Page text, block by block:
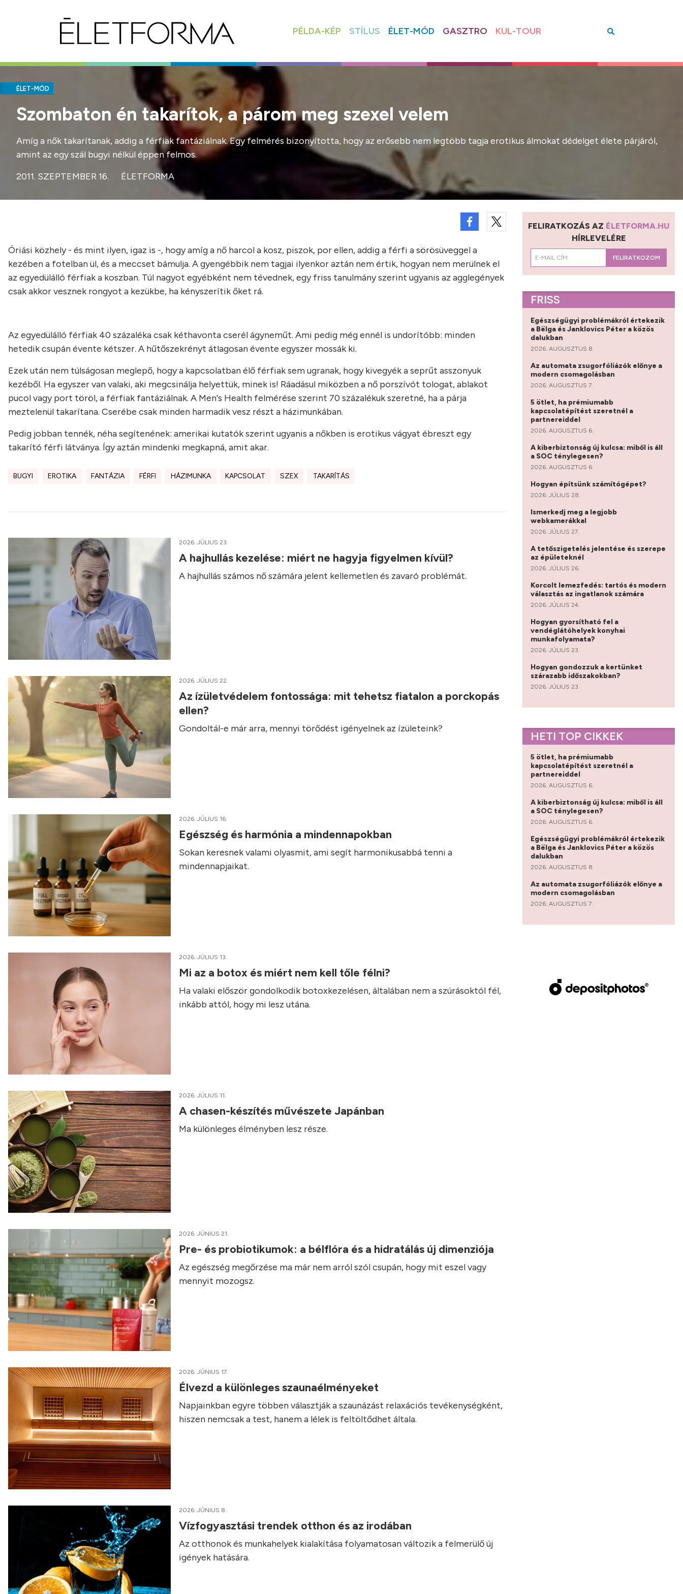
PÉLDA-KÉP STÍLUS ÉLET-MÓD GASZTRO KUL-TOUR
ÉLET-MÓD
Szombaton én takarítok, a párom meg szexel velem
Amíg a nők takarítanak, addig a férfiak fantáziálnak. Egy felmérés bizonyította, hogy az erősebb nem legtöbb tagja erotikus álmokat dédelget élete párjáról,
amint az egy szál bugyi nélkül éppen felmos.
2011. SZEPTEMBER 16.
ÉLETFORMA
Óriási közhely - és mint ilyen, igaz is -, hogy amíg a nő harcol a kosz, piszok, por ellen, addig a férfi a sörösüveggel a
kezében a fotelban ül, és a meccset bámulja. A gyengébbik nem tagjai ilyenkor aztán nem értik, hogyan nem merülnek el
az egyedülálló férfiak a koszban. Túl nagyot egyébként nem tévednek, egy friss tanulmány szerint ugyanis az agglegények
csak akkor vesznek rongyot a kezükbe, ha kényszerítik őket rá.
Az egyedülálló férfiak 40 százaléka csak kéthavonta cserél ágyneműt. Ami pedig még ennél is undorítóbb: minden
hetedik csupán évente kétszer. A hűtőszekrényt átlagosan évente egyszer mossák ki.
Ezek után nem túlságosan meglepő, hogy a kapcsolatban élő férfiak sem ugranak, hogy kivegyék a seprűt asszonyuk
kezéből. Ha egyszer van valaki, aki megcsinálja helyettük, minek is! Ráadásul miközben a nő porszívót tologat, ablakot
pucol vagy port töröl, a férfiak fantáziálnak. A Men's Health felmérése szerint 70 százalékuk szeretné, ha a párja
meztelenül takarítana. Cserébe csak minden harmadik vesz részt a házimunkában.
Pedig jobban tennék, néha segítenének: amerikai kutatók szerint ugyanis a nőkben is erotikus vágyat ébreszt egy
takarító férfi látványa. Így aztán mindenki megkapná, amit akar.
BUGYI EROTIKA FANTÁZIA FÉRFI HÁZIMUNKA KAPCSOLAT SZEX TAKARÍTÁS
2026. JÚLIUS 23.
A hajhullás kezelése: miért ne hagyja figyelmen kívül?
A hajhullás számos nő számára jelent kellemetlen és zavaró problémát.
2026. JÚLIUS 22.
Az ízületvédelem fontossága: mit tehetsz fiatalon a porckopás
ellen?
Gondoltál-e már arra, mennyi törődést igényelnek az ízületeink?
2026. JÚLIUS 16.
Egészség és harmónia a mindennapokban
Sokan keresnek valami olyasmit, ami segít harmonikusabbá tenni a
mindennapjaikat.
2026. JÚLIUS 13.
Mi az a botox és miért nem kell tőle félni?
Ha valaki először gondolkodik botoxkezelésen, általában nem a szúrásoktól fél,
inkább attól, hogy mi lesz utána.
2026. JÚLIUS 11.
A chasen-készítés művészete Japánban
Ma különleges élményben lesz része.
2026. JÚNIUS 21.
Pre- és probiotikumok: a bélflóra és a hidratálás új dimenziója
Az egészség megőrzése ma már nem arról szól csupán, hogy mit eszel vagy
mennyit mozogsz.
2026. JÚNIUS 17.
Élvezd a különleges szaunaélményeket
Napjainkban egyre többen választják a szaunázást relaxációs tevékenységként,
hiszen nemcsak a test, hanem a lélek is feltöltődhet általa.
2026. JÚNIUS 8.
Vízfogyasztási trendek otthon és az irodában
Az otthonok és munkahelyek kialakítása folyamatosan változik a felmerülő új
igények hatására.
FELIRATKOZÁS AZ ÉLETFORMA.HU
HÍRLEVELÉRE
FELIRATKOZOM
FRISS
Egészségügyi problémákról értekezik
a Bëlga és Janklovics Péter a közös
dalukban
2026. AUGUSZTUS 8.
Az automata zsugorfóliázók előnye a
modern csomagolásban
2026. AUGUSZTUS 7.
5 ötlet, ha prémiumabb
kapcsolatépítést szeretnél a
partnereiddel
2026. AUGUSZTUS 6.
A kiberbiztonság új kulcsa: miből is áll
a SOC ténylegesen?
2026. AUGUSZTUS 6.
Hogyan építsünk számítógépet?
2026. JÚLIUS 28.
Ismerkedj meg a legjobb
webkamerákkal
2026. JÚLIUS 27.
A tetőszigetelés jelentése és szerepe
az épületeknél
2026. JÚLIUS 26.
Korcolt lemezfedés: tartós és modern
választás az ingatlanok számára
2026. JÚLIUS 24.
Hogyan gyorsítható fel a
vendéglátóhelyek konyhai
munkafolyamata?
2026. JÚLIUS 23.
Hogyan gondozzuk a kertünket
szárazabb időszakokban?
2026. JÚLIUS 23.
HETI TOP CIKKEK
5 ötlet, ha prémiumabb
kapcsolatépítést szeretnél a
partnereiddel
2026. AUGUSZTUS 6.
A kiberbiztonság új kulcsa: miből is áll
a SOC ténylegesen?
2026. AUGUSZTUS 6.
Egészségügyi problémákról értekezik
a Bëlga és Janklovics Péter a közös
dalukban
2026. AUGUSZTUS 8.
Az automata zsugorfóliázók előnye a
modern csomagolásban
2026. AUGUSZTUS 7.